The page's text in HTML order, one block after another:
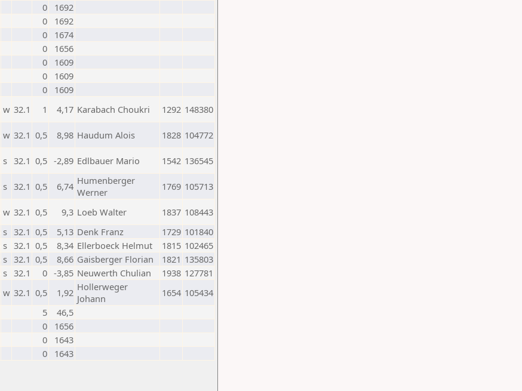
0
1692
0
1692
0
1674
0
1656
0
1609
0
1609
0
1609
w 32.1 1 4,17 Karabach Choukri 1292 148380
w 32.1 0,5 8,98 Haudum Alois 1828 104772
s 32.1 0,5 -2,89 Edlbauer Mario 1542 136545
s 32.1 0,5 6,74 Humenberger
Werner
1769 105713
w 32.1 0,5 9,3 Loeb Walter 1837 108443
s 32.1 0,5 5,13 Denk Franz 1729 101840
s 32.1 0,5 8,34 Ellerboeck Helmut 1815 102465
s 32.1 0,5 8,66 Gaisberger Florian 1821 135803
s 32.1 0 -3,85 Neuwerth Chulian 1938 127781
w 32.1 0,5 1,92 Hollerweger
Johann
1654 105434
5
46,5
0
1656
0
1643
0
1643